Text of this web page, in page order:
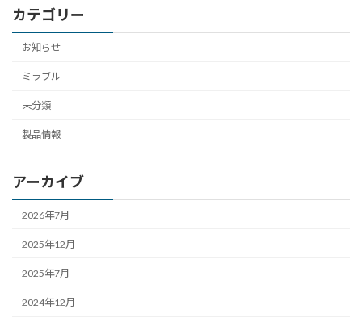
カテゴリー
お知らせ
ミラブル
未分類
製品情報
アーカイブ
2026年7月
2025年12月
2025年7月
2024年12月